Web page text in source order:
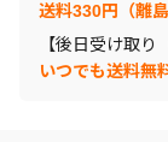
送料330円（離
【後日受け取り
いつでも送料無